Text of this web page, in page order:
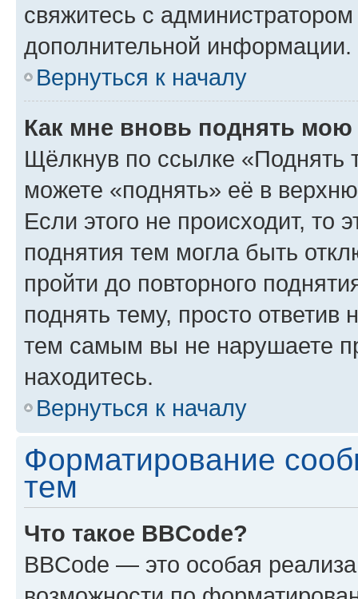
свяжитесь с
дополнительной информации.
Вернуться к началу
Как мне вновь поднять мою
Щёлкнув по ссылке «Поднять
можете «поднять» её в
Если этого не происходит, то
поднятия тем могла быть
пройти до повторного
поднять тему, просто ответив
тем самым вы не нарушаете
находитесь.
Вернуться к началу
Форматирование
тем
Что такое BBCode?
BBCode — это особая